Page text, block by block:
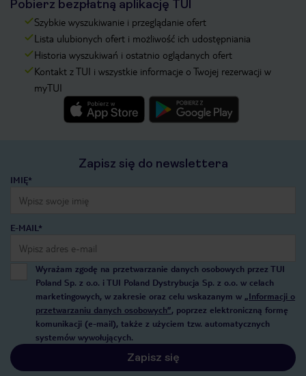
Pobierz bezpłatną aplikację TUI
Szybkie wyszukiwanie i przeglądanie ofert
Lista ulubionych ofert i możliwość ich udostępniania
Historia wyszukiwań i ostatnio oglądanych ofert
Kontakt z TUI i wszystkie informacje o Twojej rezerwacji w
myTUI
Zapisz się do newslettera
IMIĘ*
E-MAIL*
Wyrażam zgodę na przetwarzanie danych osobowych przez TUI
Poland Sp. z o.o. i TUI Poland Dystrybucja Sp. z o.o. w celach
marketingowych, w zakresie oraz celu wskazanym w „Informacji o
przetwarzaniu danych osobowych”, poprzez elektroniczną formę
komunikacji (e-mail), także z użyciem tzw. automatycznych
systemów wywołujących.
Zapisz się